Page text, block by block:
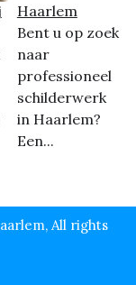
Haarlem
Bent u op zoek
naar
professioneel
schilderwerk
in Haarlem?
Een...
All rights